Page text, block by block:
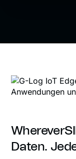
Daten.